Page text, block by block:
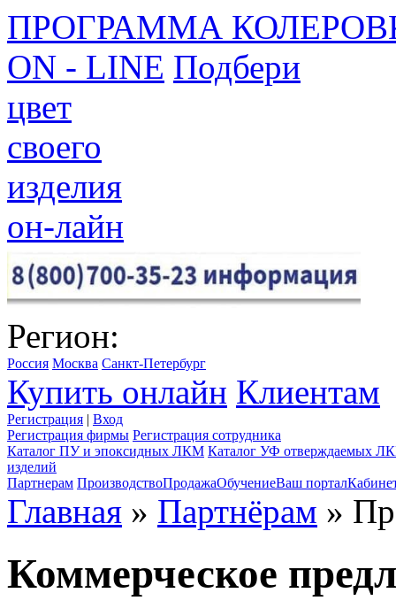
ПРОГРАММА
ON - LINE Подбери
цвет
своего
изделия
он-лайн
Регион:
Россия Москва Санкт-Петербург
Купить онлайн Клиентам
Регистрация | Вход
Регистрация фирмы Регистрация сотрудника
Каталог ПУ и эпоксидных ЛКМ Каталог УФ отверждаемых
изделий
Партнерам ПроизводствоПродажаОбучениеВаш портал
Главная » Партнёрам »
Коммерческое